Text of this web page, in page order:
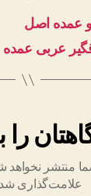
عمده اصل
عربی عمده
را
منتشر نخواهد
علامت‌گذاری